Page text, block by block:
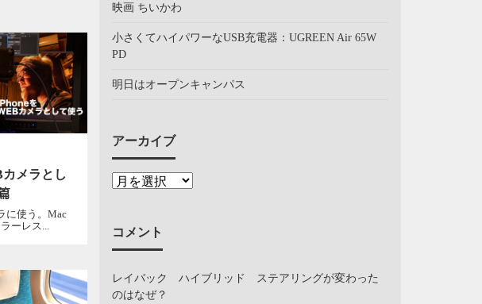
メラとし
に使う。Mac
ーレス...
映画 ちいかわ
小さくてハイパワーなUSB充電器：UGREEN Air 65W
PD
明日はオープンキャンパス
アーカイブ
コメント
レイバック ハイブリッド ステアリングが変わった
のはなぜ？